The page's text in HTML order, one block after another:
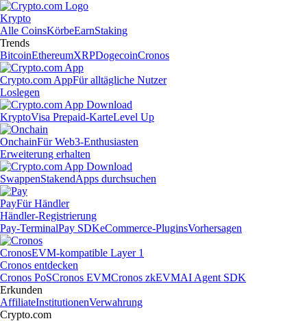
Krypto
Alle CoinsKörbeEarnStaking
Trends
BitcoinEthereumXRPDogecoinCronos
Crypto.com AppFür alltägliche Nutzer
Loslegen
KryptoVisa Prepaid-KarteLevel Up
OnchainFür Web3-Enthusiasten
Erweiterung erhalten
SwappenStakendApps durchsuchen
PayFür Händler
Händler-Registrierung
Pay-TerminalPay SDKeCommerce-PluginsVorhersagen
CronosEVM-kompatible Layer 1
Cronos entdecken
Cronos PoSCronos EVMCronos zkEVMAI Agent SDK
Erkunden
AffiliateInstitutionenVerwahrung
Crypto.com